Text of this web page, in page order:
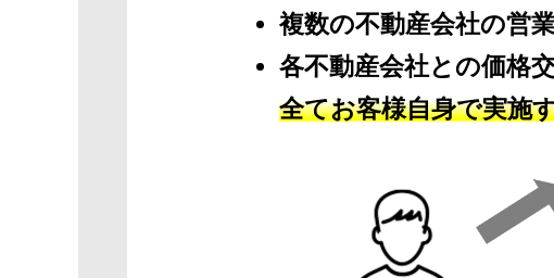
複数の不動産会社の営
各不動産会社との価格
全てお客様自身で実施